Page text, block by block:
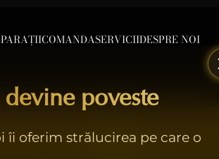
poveste
îi oferim strălucirea pe care o
COMANDASERVICIIDESPRE NOI
E